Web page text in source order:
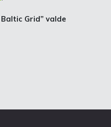
Grid” valde